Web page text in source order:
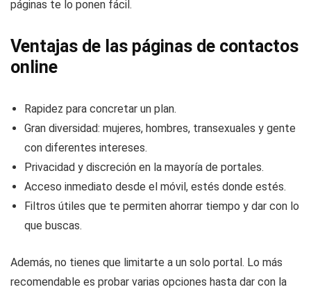
páginas te lo ponen fácil.
Ventajas de las páginas de contactos
online
Rapidez para concretar un plan.
Gran diversidad: mujeres, hombres, transexuales y gente
con diferentes intereses.
Privacidad y discreción en la mayoría de portales.
Acceso inmediato desde el móvil, estés donde estés.
Filtros útiles que te permiten ahorrar tiempo y dar con lo
que buscas.
Además, no tienes que limitarte a un solo portal. Lo más
recomendable es probar varias opciones hasta dar con la